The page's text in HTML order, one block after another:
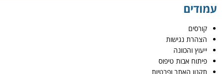
עמודים
קורסים
הצהרת נגישות
ייעוץ והכוונה
פיתוח אבות טיפוס
תקנון האתר ופרטיות